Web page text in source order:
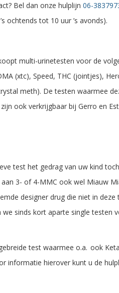
Bel dan onze hulplijn 06-
ochtends tot 10 uur ’s avonds).
multi-urinetesten voor de
(xtc), Speed, THC (jointjes),
meth). De testen waarmee
ook verkrijgbaar bij Gerro en
test het gedrag van uw kind
3- of 4-MMC ook wel Miauw
designer drug die niet in deze
sinds kort aparte single testen
test waarmee o.a. ook
informatie hierover kunt u de